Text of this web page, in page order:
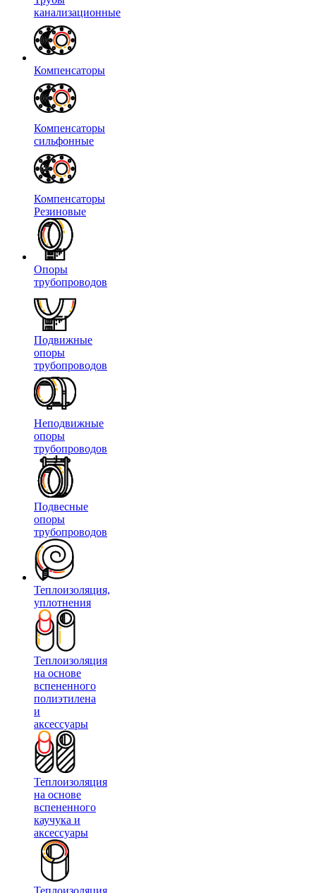
канализационные
Компенсаторы
Компенсаторы
сильфонные
Компенсаторы
Резиновые
Опоры
трубопроводов
Подвижные
опоры
трубопроводов
Неподвижные
опоры
трубопроводов
Подвесные
опоры
трубопроводов
Теплоизоляция,
уплотнения
Теплоизоляция
на основе
вспененного
полиэтилена
и
аксессуары
Теплоизоляция
на основе
вспененного
каучука и
аксессуары
Теплоизоляция